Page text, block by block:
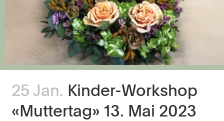
25 Jan. Kinder-Workshop
«Muttertag» 13. Mai 2023